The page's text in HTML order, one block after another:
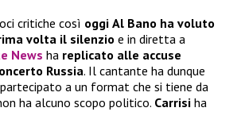
critiche così oggi Al Bano ha voluto
volta il silenzio e in diretta a
News ha replicato alle accuse
Russia. Il cantante ha dunque
a un format che si tiene da
ha alcuno scopo politico. Carrisi ha